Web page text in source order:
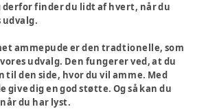
derfor finder du lidt af hvert, når du
udvalg.
ammepude er den tradtionelle, som
udvalg. Den fungerer ved, at du
den side, hvor du vil amme. Med
give dig en god støtte. Og så kan du
du har lyst.